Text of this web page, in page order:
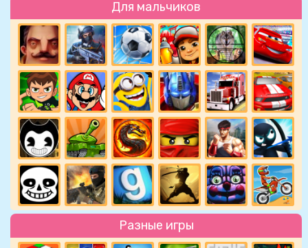
Для мальчиков
Разные игры